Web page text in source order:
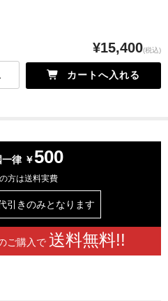
¥15,400(税込)
律 ￥500
方は送料実費
引きのみとなります
ご購入で 送料無料!!